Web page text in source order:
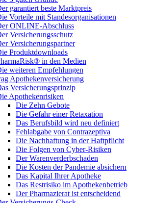
garantiert beste Marktpreis
Vorteile mit Standesorganisationen
ONLINE-Abschluss
Versicherungsschutz
Versicherungspartner
Produktdownloads
in den Medien
weiteren Empfehlungen
Apothekenversicherung
Versicherungsprinzip
Apothekenrisiken
Die Zehn Gebote
Die Gefahr einer Retaxation
Das Berufsbild wird neu definiert
Fehlabgabe von Contrazeptiva
Die Nachhaftung in der Haftpflicht
Die Folgen von Cyber-Risiken
Der Warenverderbschaden
Die Kosten der Pandemie absichern
Das Kapital Ihrer Apotheke
Das Restrisiko im Apothekenbetrieb
Der Pharmazierat ist entscheidend